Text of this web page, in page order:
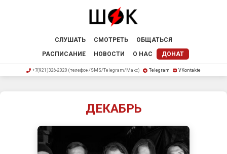
СЛУШАТЬ СМОТРЕТЬ
ОБЩАТЬСЯ
РАСПИСАНИЕ
НОВОСТИ О НАС ДОНАТ
+7(921)326-2020 (телефон/SMS/Telegram/Макс) Telegram VKontakte
ДЕКАБРЬ